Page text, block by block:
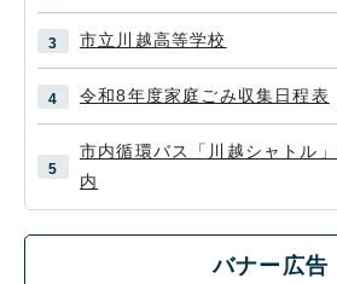
市立川越高等学校
令和8年度家庭ごみ収集日程表
市内循環バス「川越シャトル
内
バナー広告